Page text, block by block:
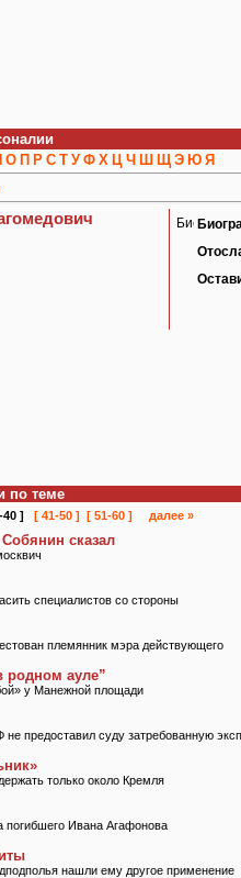
О П Р С Т У Ф Х Ц Ч Ш Щ Э Ю Я
по теме
40 ] [ 41-50 ] [ 51-60 ]
далее »
сказал
специалистов со стороны
племянник мэра действующего
родном ауле”
у Манежной площади
предоставил суду затребованную
только около Кремля
погибшего Ивана Агафонова
нашли ему другое применение